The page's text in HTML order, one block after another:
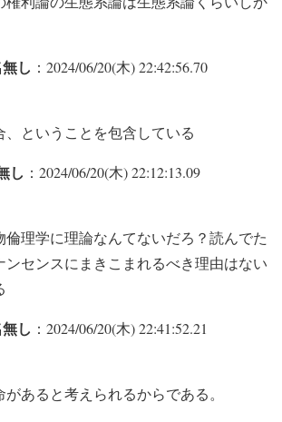
し ：2024/06/20(木) 22:42:56.70
、ということを包含している
し ：2024/06/20(木) 22:12:13.09
倫理学に理論なんてないだろ？読んでた
ンセンスにまきこまれるべき理由はない
し ：2024/06/20(木) 22:41:52.21
あると考えられるからである。